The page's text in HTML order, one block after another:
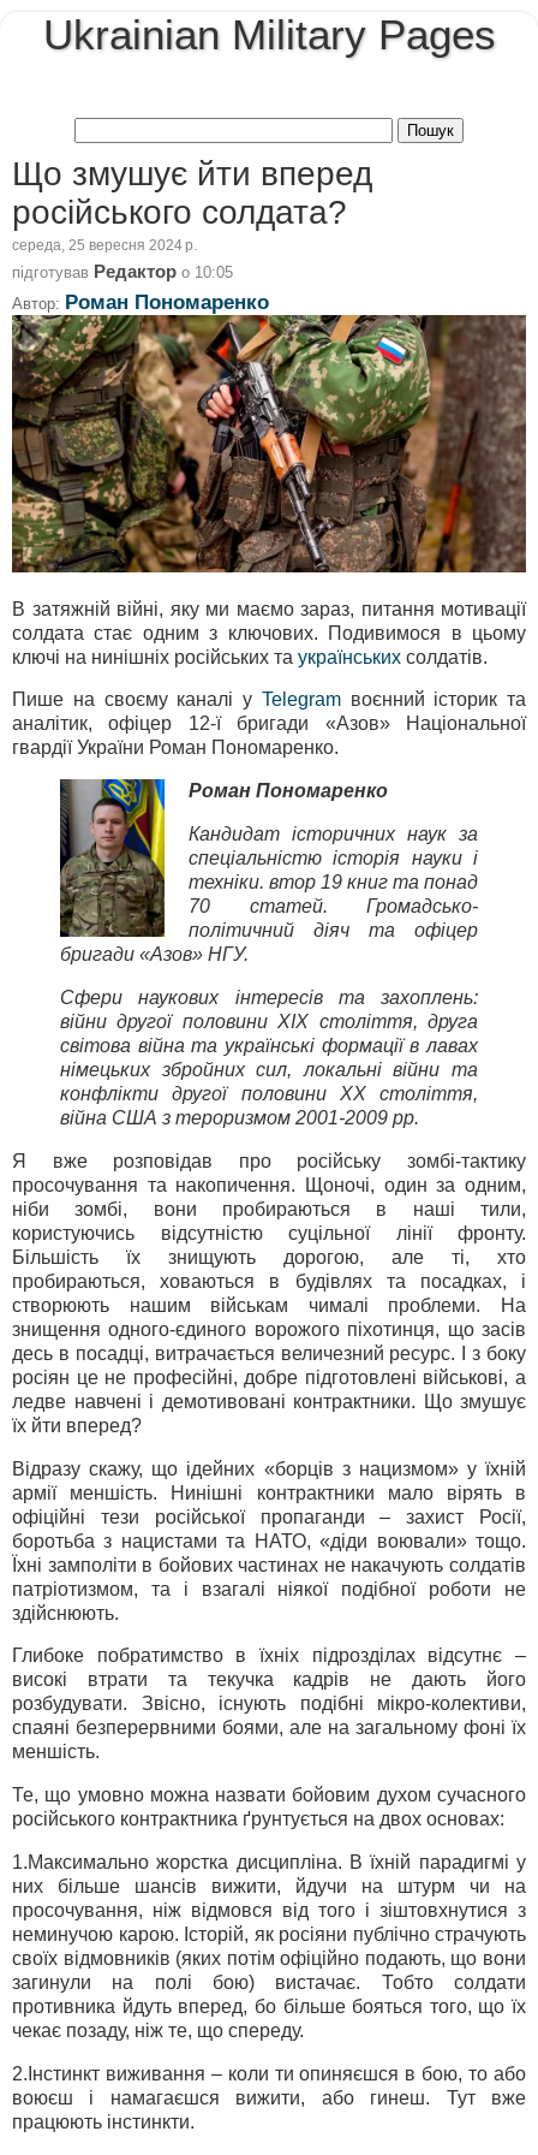
Ukrainian Military Pages
Що змушує йти вперед
російського солдата?
середа, 25 вересня 2024 р.
підготував Редактор о 10:05
Автор: Роман Пономаренко
В затяжній війні, яку ми маємо зараз, питання мотивації
солдата стає одним з ключових. Подивимося в цьому
ключі на нинішніх російських та українських солдатів.
Пише на своєму каналі у Telegramвоєнний історик та
аналітик, офіцер 12-ї бригади «Азов» Національної
гвардії України Роман Пономаренко.
Роман Пономаренко
Кандидат історичних наук за
спеціальністю історія науки і
техніки. втор 19 книг та понад
70 статей. Громадсько-
політичний діяч та офіцер
бригади «Азов» НГУ.
Сфери наукових інтересів та захоплень:
війни другої половини ХІХ століття, друга
світова війна та українські формації в лавах
німецьких збройних сил, локальні війни та
конфлікти другої половини ХХ століття,
війна США з тероризмом 2001-2009 рр.
Я вже розповідав про російську зомбі-тактику
просочування та накопичення. Щоночі, один за одним,
ніби зомбі, вони пробираються в наші тили,
користуючись відсутністю суцільної лінії фронту.
Більшість їх знищують дорогою, але ті, хто
пробираються, ховаються в будівлях та посадках, і
створюють нашим військам чималі проблеми. На
знищення одного-єдиного ворожого піхотинця, що засів
десь в посадці, витрачається величезний ресурс. І з боку
росіян це не професійні, добре підготовлені військові, а
ледве навчені і демотивовані контрактники. Що змушує
їх йти вперед?
Відразу скажу, що ідейних «борців з нацизмом» у їхній
армії меншість. Нинішні контрактники мало вірять в
офіційні тези російської пропаганди – захист Росії,
боротьба з нацистами та НАТО, «діди воювали» тощо.
Їхні замполіти в бойових частинах не накачують солдатів
патріотизмом, та і взагалі ніякої подібної роботи не
здійснюють.
Глибоке побратимство в їхніх підрозділах відсутнє –
високі втрати та текучка кадрів не дають його
розбудувати. Звісно, існують подібні мікро-колективи,
спаяні безперервними боями, але на загальному фоні їх
меншість.
Те, що умовно можна назвати бойовим духом сучасного
російського контрактника ґрунтується на двох основах:
1.Максимально жорстка дисципліна. В їхній парадигмі у
них більше шансів вижити, йдучи на штурм чи на
просочування, ніж відмовся від того і зіштовхнутися з
неминучою карою. Історій, як росіяни публічно страчують
своїх відмовників (яких потім офіційно подають, що вони
загинули на полі бою) вистачає. Тобто солдати
противника йдуть вперед, бо більше бояться того, що їх
чекає позаду, ніж те, що спереду.
2.Інстинкт виживання – коли ти опиняєшся в бою, то або
воюєш і намагаєшся вижити, або гинеш. Тут вже
працюють інстинкти.